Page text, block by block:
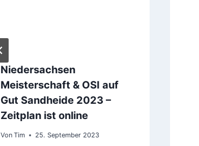
Niedersachsen
Meisterschaft & OSI auf
Gut Sandheide 2023 –
Zeitplan ist online
Von Tim 25. September 2023